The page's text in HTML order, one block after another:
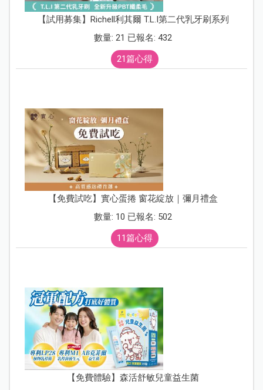
【試用募集】Richell利其爾 T.L.I第二代乳牙刷系列
數量: 21 已報名: 432
21篇心得
【免費試吃】實心蛋捲 窗花綻放｜彌月禮盒
數量: 10 已報名: 502
11篇心得
【免費體驗】森活舒敏兒童益生菌